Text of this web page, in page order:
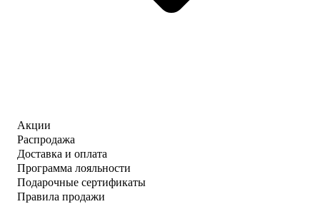
Акции
Распродажа
Доставка и оплата
Программа лояльности
Подарочные сертификаты
Правила продажи